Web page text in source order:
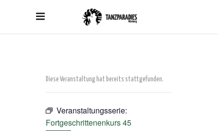
Diese Veranstaltung hat bereits stattgefunden.
Veranstaltungsserie:
Fortgeschrittenenkurs 45